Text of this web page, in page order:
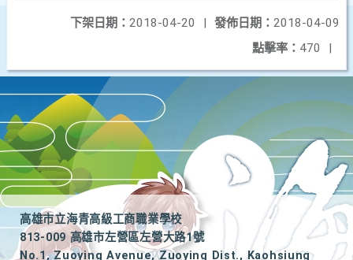
發佈日期： 2018-04-09
下架日期： 2018-04-20
|
點擊率： 470 |
高雄市立海青高級工商職業學校
813-009 高雄市左營區左營大路1號
No.1, Zuoying Avenue, Zuoying Dist., Kaohsiung